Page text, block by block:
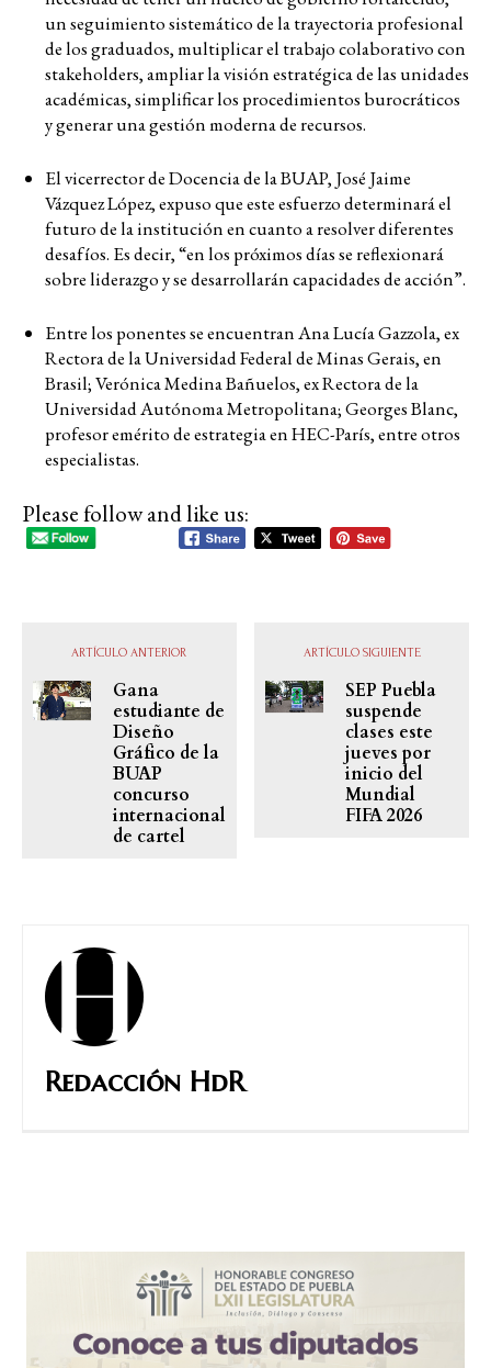
un seguimiento sistemático de la trayectoria profesional
de los graduados, multiplicar el trabajo colaborativo con
stakeholders, ampliar la visión estratégica de las unidades
académicas, simplificar los procedimientos burocráticos
y generar una gestión moderna de recursos.
El vicerrector de Docencia de la BUAP, José Jaime
Vázquez López, expuso que este esfuerzo determinará el
futuro de la institución en cuanto a resolver diferentes
desafíos. Es decir, “en los próximos días se reflexionará
sobre liderazgo y se desarrollarán capacidades de acción”.
Entre los ponentes se encuentran Ana Lucía Gazzola, ex
Rectora de la Universidad Federal de Minas Gerais, en
Brasil; Verónica Medina Bañuelos, ex Rectora de la
Universidad Autónoma Metropolitana; Georges Blanc,
profesor emérito de estrategia en HEC-París, entre otros
especialistas.
Please follow and like us:
ARTÍCULO ANTERIOR
Gana
estudiante de
Diseño
Gráfico de la
BUAP
concurso
internacional
de cartel
ARTÍCULO SIGUIENTE
SEP Puebla
suspende
clases este
jueves por
inicio del
Mundial
FIFA 2026
Redacción HdR